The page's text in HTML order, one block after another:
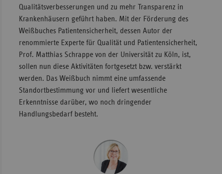
Qualitätsverbesserungen und zu mehr Transparenz in
Krankenhäusern geführt haben. Mit der Förderung des
Weißbuches Patientensicherheit, dessen Autor der
renommierte Experte für Qualität und Patientensicherheit,
Prof. Matthias Schrappe von der Universität zu Köln, ist,
sollen nun diese Aktivitäten fortgesetzt bzw. verstärkt
werden. Das Weißbuch nimmt eine umfassende
Standortbestimmung vor und liefert wesentliche
Erkenntnisse darüber, wo noch dringender
Handlungsbedarf besteht.